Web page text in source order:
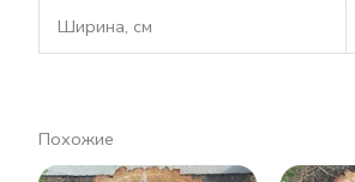
Ширина, см
Похожие